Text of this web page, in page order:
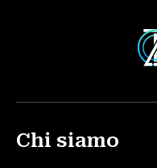
Chi siamo